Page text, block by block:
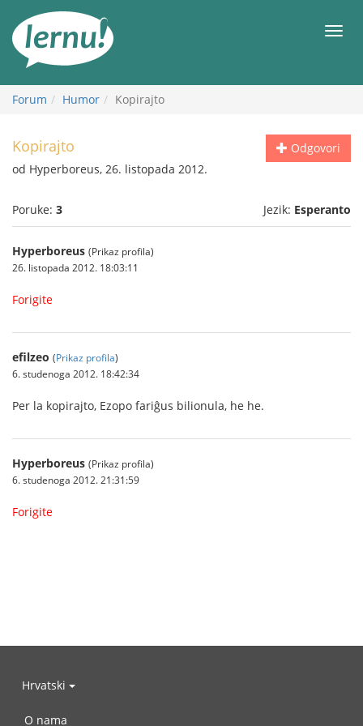
Meni
Forum Humor Kopirajto
Odgovori
Kopirajto
od Hyperboreus, 26. listopada 2012.
Poruke: 3 Jezik: Esperanto
Hyperboreus (Prikaz profila)
26. listopada 2012. 18:03:11
Forigite
efilzeo (Prikaz profila)
6. studenoga 2012. 18:42:34
Per la kopirajto, Ezopo fariĝus bilionula, he he.
Hyperboreus (Prikaz profila)
6. studenoga 2012. 21:31:59
Forigite
Hrvatski
O nama